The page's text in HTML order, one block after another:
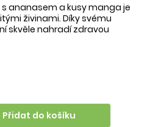
ananasem a kusy manga je
živinami. Díky svému
skvěle nahradí zdravou
Přidat do košíku